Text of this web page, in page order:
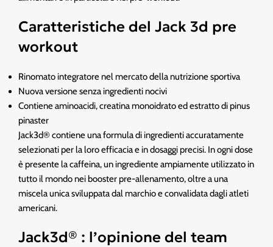
Caratteristiche del Jack 3d pre
workout
Rinomato integratore nel mercato della nutrizione sportiva
Nuova versione senza ingredienti nocivi
Contiene aminoacidi, creatina monoidrato ed estratto di pinus
pinaster
Jack3d® contiene una formula di ingredienti accuratamente
selezionati per la loro efficacia e in dosaggi precisi. In ogni dose
è presente la caffeina, un ingrediente ampiamente utilizzato in
tutto il mondo nei booster pre-allenamento, oltre a una
miscela unica sviluppata dal marchio e convalidata dagli atleti
americani.
Jack3d® : l’opinione del team